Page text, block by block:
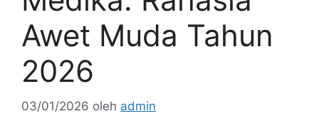
Awet Muda Tahun
2026
03/01/2026 oleh admin